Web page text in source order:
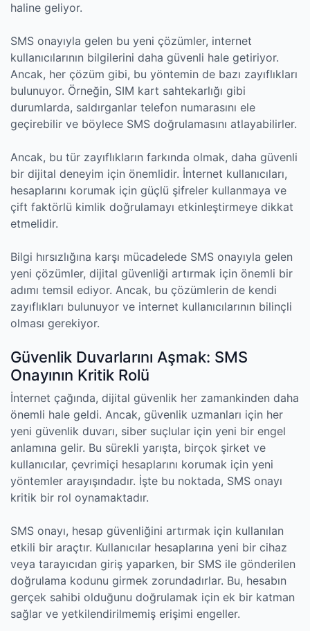
haline geliyor.
SMS onayıyla gelen bu yeni çözümler, internet
kullanıcılarının bilgilerini daha güvenli hale getiriyor.
Ancak, her çözüm gibi, bu yöntemin de bazı zayıflıkları
bulunuyor. Örneğin, SIM kart sahtekarlığı gibi
durumlarda, saldırganlar telefon numarasını ele
geçirebilir ve böylece SMS doğrulamasını atlayabilirler.
Ancak, bu tür zayıflıkların farkında olmak, daha güvenli
bir dijital deneyim için önemlidir. İnternet kullanıcıları,
hesaplarını korumak için güçlü şifreler kullanmaya ve
çift faktörlü kimlik doğrulamayı etkinleştirmeye dikkat
etmelidir.
Bilgi hırsızlığına karşı mücadelede SMS onayıyla gelen
yeni çözümler, dijital güvenliği artırmak için önemli bir
adımı temsil ediyor. Ancak, bu çözümlerin de kendi
zayıflıkları bulunuyor ve internet kullanıcılarının bilinçli
olması gerekiyor.
Güvenlik Duvarlarını Aşmak: SMS
Onayının Kritik Rolü
İnternet çağında, dijital güvenlik her zamankinden daha
önemli hale geldi. Ancak, güvenlik uzmanları için her
yeni güvenlik duvarı, siber suçlular için yeni bir engel
anlamına gelir. Bu sürekli yarışta, birçok şirket ve
kullanıcılar, çevrimiçi hesaplarını korumak için yeni
yöntemler arayışındadır. İşte bu noktada, SMS onayı
kritik bir rol oynamaktadır.
SMS onayı, hesap güvenliğini artırmak için kullanılan
etkili bir araçtır. Kullanıcılar hesaplarına yeni bir cihaz
veya tarayıcıdan giriş yaparken, bir SMS ile gönderilen
doğrulama kodunu girmek zorundadırlar. Bu, hesabın
gerçek sahibi olduğunu doğrulamak için ek bir katman
sağlar ve yetkilendirilmemiş erişimi engeller.